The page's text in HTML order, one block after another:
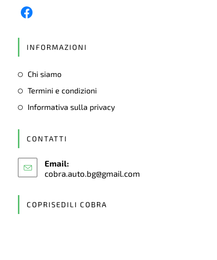
tab
INFORMAZIONI
Chi siamo
Termini e condizioni
Informativa sulla privacy
CONTATTI
Email:
cobra.auto.bg@gmail.com
COPRISEDILI COBRA